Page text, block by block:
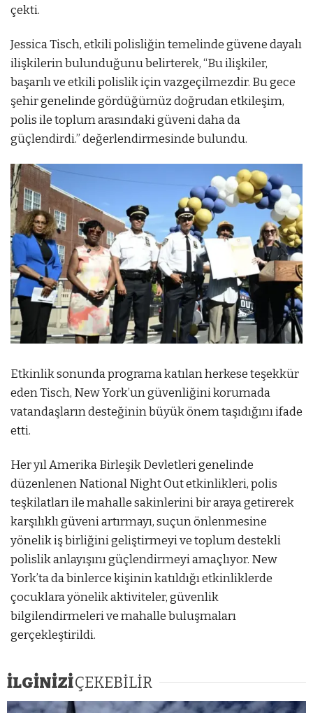
çekti.
Jessica Tisch, etkili polisliğin temelinde güvene dayalı
ilişkilerin bulunduğunu belirterek, “Bu ilişkiler,
başarılı ve etkili polislik için vazgeçilmezdir. Bu gece
şehir genelinde gördüğümüz doğrudan etkileşim,
polis ile toplum arasındaki güveni daha da
güçlendirdi.” değerlendirmesinde bulundu.
Etkinlik sonunda programa katılan herkese teşekkür
eden Tisch, New York’un güvenliğini korumada
vatandaşların desteğinin büyük önem taşıdığını ifade
etti.
Her yıl Amerika Birleşik Devletleri genelinde
düzenlenen National Night Out etkinlikleri, polis
teşkilatları ile mahalle sakinlerini bir araya getirerek
karşılıklı güveni artırmayı, suçun önlenmesine
yönelik iş birliğini geliştirmeyi ve toplum destekli
polislik anlayışını güçlendirmeyi amaçlıyor. New
York’ta da binlerce kişinin katıldığı etkinliklerde
çocuklara yönelik aktiviteler, güvenlik
bilgilendirmeleri ve mahalle buluşmaları
gerçekleştirildi.
İLGİNİZİÇEKEBİLİR